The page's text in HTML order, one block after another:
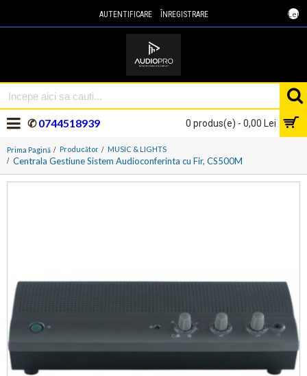
Lei
AUTENTIFICARE ÎNREGISTRARE
0 produs(e) - 0,00 Lei
✆0744518939
Prima Pagină Producător MUSIC & LIGHTS
Centrala Gestiune Sistem Audioconferinta cu Fir, CS500M